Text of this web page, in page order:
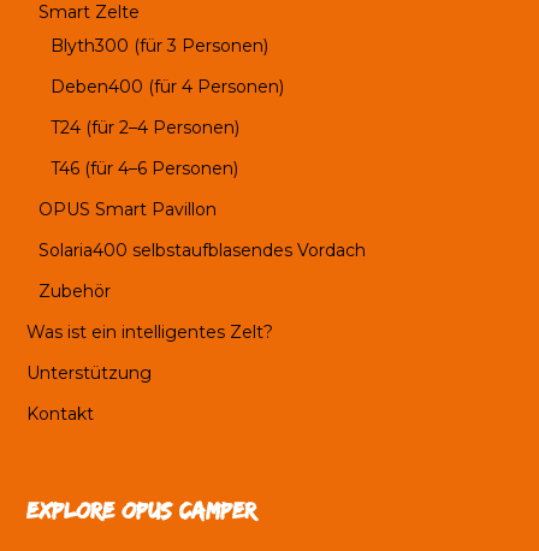
Smart Zelte
Blyth300 (für 3 Personen)
Deben400 (für 4 Personen)
T24 (für 2–4 Personen)
T46 (für 4–6 Personen)
OPUS Smart Pavillon
Solaria400 selbstaufblasendes Vordach
Zubehör
Was ist ein intelligentes Zelt?
Unterstützung
Kontakt
Explore OPUS Camper